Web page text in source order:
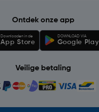
Ontdek onze app
Downloaden in de
App Store
DOWNLOAD VIA
Google Play
Veilige betaling